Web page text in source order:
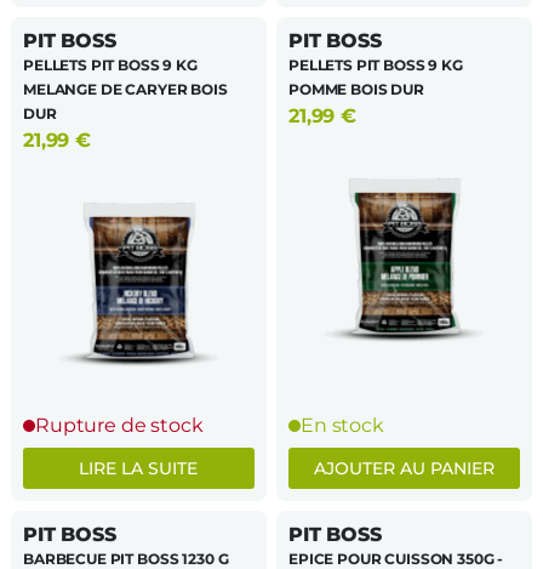
PIT BOSS
PELLETS PIT BOSS 9 KG
MELANGE DE CARYER BOIS
DUR
21,99€
Rupture de stock
LIRE LA SUITE
PIT BOSS
PELLETS PIT BOSS 9 KG
POMME BOIS DUR
21,99€
En stock
AJOUTER AU PANIER
PIT BOSS
BARBECUE PIT BOSS 1230 G
PIT BOSS
EPICE POUR CUISSON 350G -